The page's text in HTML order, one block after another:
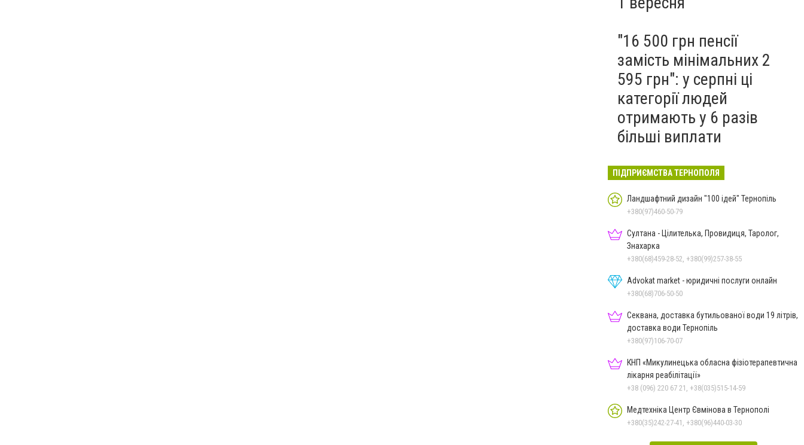
"16 500 грн пенсії
замість мінімальних 2
595 грн": у серпні ці
категорії людей
отримають у 6 разів
більші виплати
ПІДПРИЄМСТВА ТЕРНОПОЛЯ
Ландшафтний дизайн "100 ідей" Тернопіль
+380(97)460-50-79
Султана - Цілителька, Провидиця, Таролог,
Знахарка
+380(68)459-28-52, +380(99)257-38-55
Advokat market - юридичні послуги онлайн
+380(68)706-50-50
Секвана, доставка бутильованої води 19 літрів,
доставка води Тернопіль
+380(97)106-70-07
КНП «Микулинецька обласна фізіотерапевтична
лікарня реабілітації»
+38 (096) 220 67 21, +38(035)515-14-59
Медтехніка Центр Євмінова в Тернополі
+380(35)242-27-41, +380(96)440-03-30